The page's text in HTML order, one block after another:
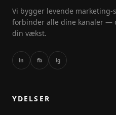
Vi bygger levende marketing-
forbinder alle dine kanaler —
din vækst.
in fb ig
YDELSER